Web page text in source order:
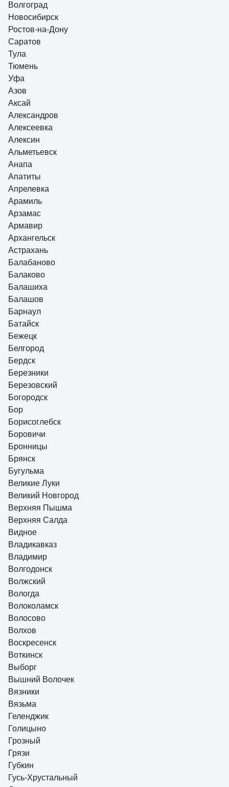
Волгоград
Новосибирск
Ростов-на-Дону
Саратов
Тула
Тюмень
Уфа
Азов
Аксай
Александров
Алексеевка
Алексин
Альметьевск
Анапа
Апатиты
Апрелевка
Арамиль
Арзамас
Армавир
Архангельск
Астрахань
Балабаново
Балаково
Балашиха
Балашов
Барнаул
Батайск
Бежецк
Белгород
Бердск
Березники
Березовский
Богородск
Бор
Борисоглебск
Боровичи
Бронницы
Брянск
Бугульма
Великие Луки
Великий Новгород
Верхняя Пышма
Верхняя Салда
Видное
Владикавказ
Владимир
Волгодонск
Волжский
Вологда
Волоколамск
Волосово
Волхов
Воскресенск
Воткинск
Выборг
Вышний Волочек
Вязники
Вязьма
Геленджик
Голицыно
Грозный
Грязи
Губкин
Гусь-Хрустальный